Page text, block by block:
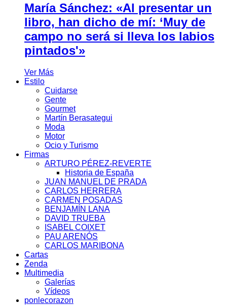
María Sánchez: «Al presentar un
libro, han dicho de mí: ‘Muy de
campo no será si lleva los labios
pintados'»
Ver Más
Estilo
Cuidarse
Gente
Gourmet
Martín Berasategui
Moda
Motor
Ocio y Turismo
Firmas
ARTURO PÉREZ-REVERTE
Historia de España
JUAN MANUEL DE PRADA
CARLOS HERRERA
CARMEN POSADAS
BENJAMÍN LANA
DAVID TRUEBA
ISABEL COIXET
PAU ARENÓS
CARLOS MARIBONA
Cartas
Zenda
Multimedia
Galerías
Vídeos
ponlecorazon